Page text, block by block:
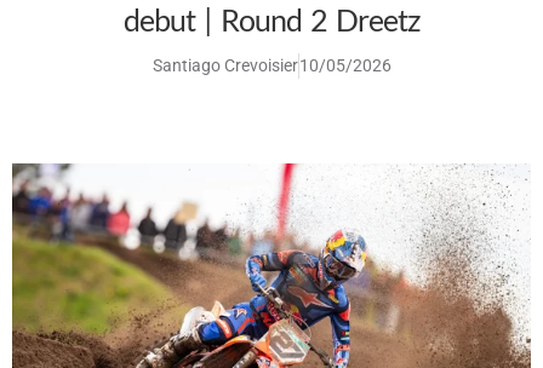
debut | Round 2 Dreetz
Santiago Crevoisier10/05/2026